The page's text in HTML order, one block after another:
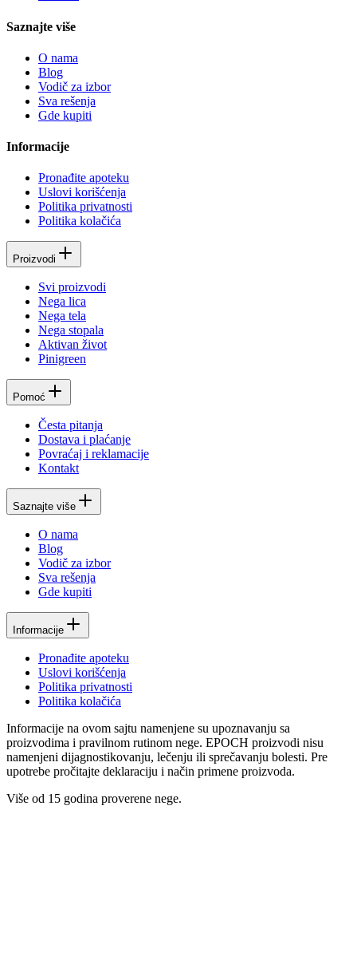
Saznajte više
O nama
Blog
Vodič za izbor
Sva rešenja
Gde kupiti
Informacije
Pronađite apoteku
Uslovi korišćenja
Politika privatnosti
Politika kolačića
Proizvodi
Svi proizvodi
Nega lica
Nega tela
Nega stopala
Aktivan život
Pinigreen
Pomoć
Česta pitanja
Dostava i plaćanje
Povraćaj i reklamacije
Kontakt
Saznajte više
O nama
Blog
Vodič za izbor
Sva rešenja
Gde kupiti
Informacije
Pronađite apoteku
Uslovi korišćenja
Politika privatnosti
Politika kolačića
Informacije na ovom sajtu namenjene su upoznavanju sa
proizvodima i pravilnom rutinom nege. EPOCH proizvodi nisu
namenjeni dijagnostikovanju, lečenju ili sprečavanju bolesti. Pre
upotrebe pročitajte deklaraciju i način primene proizvoda.
Više od 15 godina proverene nege.